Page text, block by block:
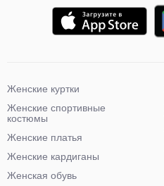
Женские куртки
Женские спортивные
костюмы
Женские платья
Женские кардиганы
Женская обувь